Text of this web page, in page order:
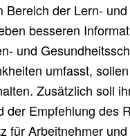
der Lern-
besseren
und
umfasst,
Zusätzlich soll
der Empfehlung des
für Arbeitnehmer